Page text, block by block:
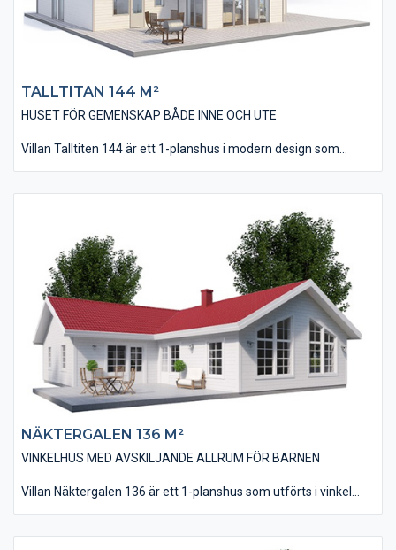
TALLTITAN 144 M²
HUSET FÖR GEMENSKAP BÅDE INNE OCH UTE
Villan Talltiten 144 är ett 1-planshus i modern design som
Invändigt har huset en lagom öppenhet i planlösningen med en
direkt närhet mellan kök/matplats och vardagsrum. I huset
finns tre stycken väl tilltagna sovrum och dessutom ett allrum
som kan användas som TV-rum. Vardagsrummet har ett
ryggåstak, vilket ger rummet en känsla av extrarymd och -
volym.
NÄKTERGALEN 136 M²
VINKELHUS MED AVSKILJANDE ALLRUM FÖR BARNEN
Villan Näktergalen 136 är ett 1-planshus som utförts i vinkel